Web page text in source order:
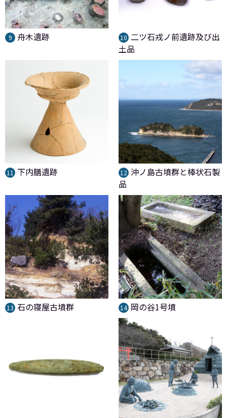
9 舟木遺跡 10 二ツ石戎ノ前遺跡及び出
土品
11 下内膳遺跡 12 沖ノ島古墳群と棒状石製
品
13 石の寝屋古墳群 14 岡の谷1号墳